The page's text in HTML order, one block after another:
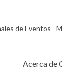
de Eventos -
Acerca de